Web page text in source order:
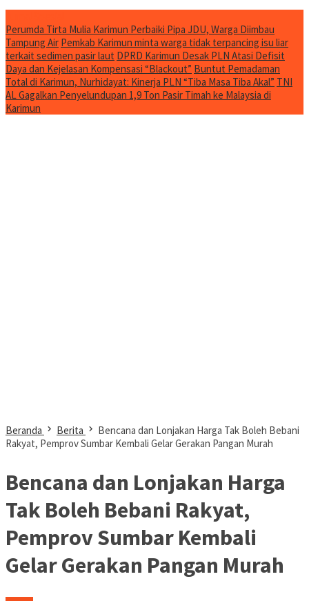
Perumda Tirta Mulia Karimun Perbaiki Pipa JDU, Warga Diimbau
Tampung Air Pemkab Karimun minta warga tidak terpancing isu liar
terkait sedimen pasir laut DPRD Karimun Desak PLN Atasi Defisit
Daya dan Kejelasan Kompensasi “Blackout” Buntut Pemadaman
Total di Karimun, Nurhidayat: Kinerja PLN “Tiba Masa Tiba Akal” TNI
AL Gagalkan Penyelundupan 1,9 Ton Pasir Timah ke Malaysia di
Karimun
Beranda Berita
Bencana dan Lonjakan Harga Tak Boleh Bebani
Rakyat, Pemprov Sumbar Kembali Gelar Gerakan Pangan Murah
Bencana dan Lonjakan Harga
Tak Boleh Bebani Rakyat,
Pemprov Sumbar Kembali
Gelar Gerakan Pangan Murah